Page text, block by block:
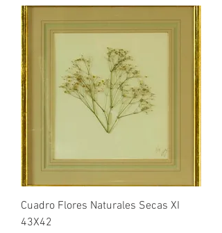
Cuadro Flores Naturales Secas XI
43X42